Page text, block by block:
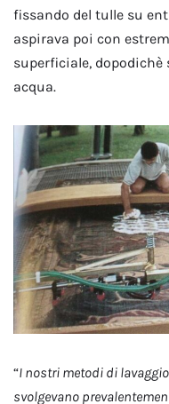
fissando del tulle su
aspirava poi con
superficiale, dopodichè
acqua.
“I nostri metodi di
svolgevano